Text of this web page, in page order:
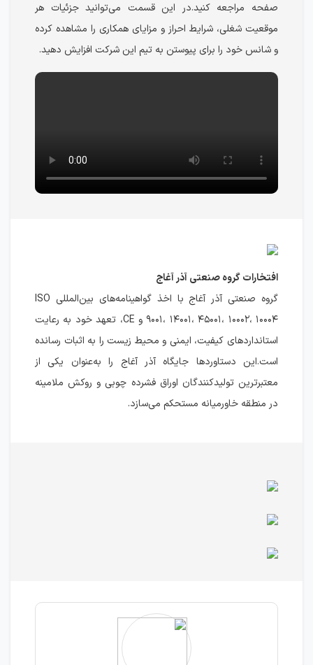
صفحه مراجعه کنید.در این قسمت می‌توانید جزئیات هر
موقعیت شغلی، شرایط احراز و مزایای همکاری را مشاهده کرده
و شانس خود را برای پیوستن به تیم این شرکت افزایش دهید.
افتخارات گروه صنعتی آذر آغاج
گروه صنعتی آذر آغاج با اخذ گواهینامه‌های بین‌المللی ISO
۹۰۰۱، ۱۴۰۰۱، ۴۵۰۰۱، ۱۰۰۰۲، ۱۰۰۰۴ و CE، تعهد خود به رعایت
استانداردهای کیفیت، ایمنی و محیط زیست را به اثبات رسانده
است.این دستاوردها جایگاه آذر آغاج را به‌عنوان یکی از
معتبرترین تولیدکنندگان اوراق فشرده چوبی و روکش ملامینه
در منطقه خاورمیانه مستحکم می‌سازد.